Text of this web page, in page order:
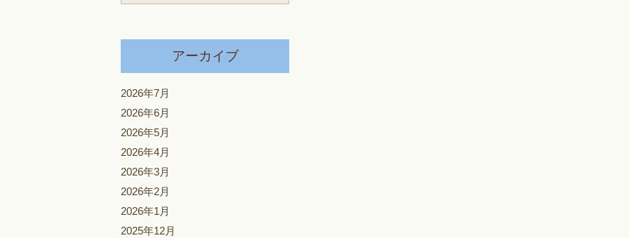
アーカイブ
2026年7月
2026年6月
2026年5月
2026年4月
2026年3月
2026年2月
2026年1月
2025年12月